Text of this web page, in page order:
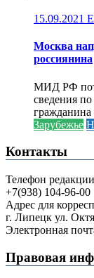
15.09.2021
Москва
россиянина
МИД РФ
сведения
гражданина
Зарубежье
Контакты
Телефон
+7(938) 104-96-00
Адрес для
г. Липецк ул.
Электронная
Правовая